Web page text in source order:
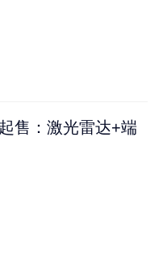
售：激光雷达+端